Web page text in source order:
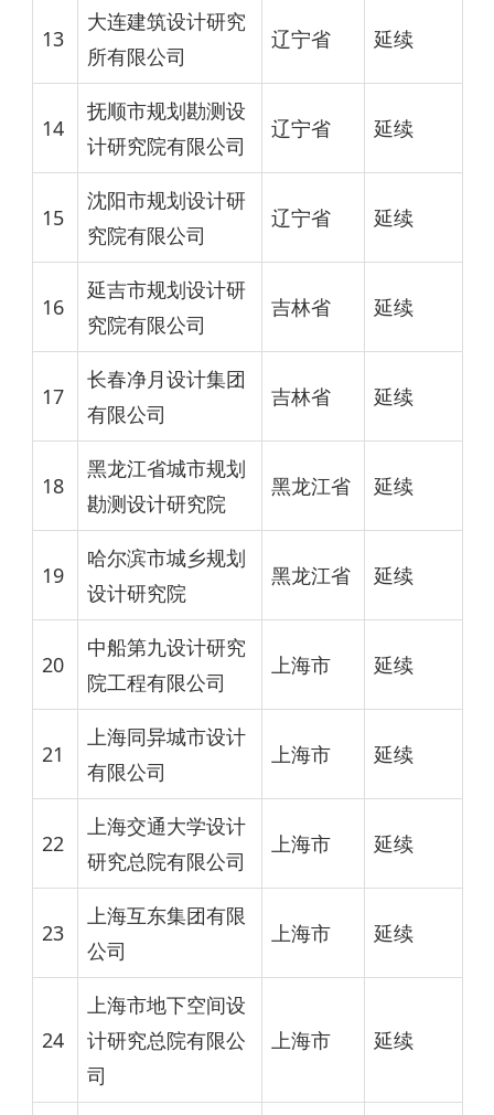
13
大连建筑设计研究
所有限公司
辽宁省 延续
14
抚顺市规划勘测设
计研究院有限公司
辽宁省 延续
15
沈阳市规划设计研
究院有限公司
辽宁省 延续
16
延吉市规划设计研
究院有限公司
吉林省 延续
17
长春净月设计集团
有限公司
吉林省 延续
18
黑龙江省城市规划
勘测设计研究院
黑龙江省 延续
19
哈尔滨市城乡规划
设计研究院
黑龙江省 延续
20
中船第九设计研究
院工程有限公司
上海市 延续
21
上海同异城市设计
有限公司
上海市 延续
22
上海交通大学设计
研究总院有限公司
上海市 延续
23
上海互东集团有限
公司
上海市 延续
24
上海市地下空间设
计研究总院有限公
司
上海市 延续